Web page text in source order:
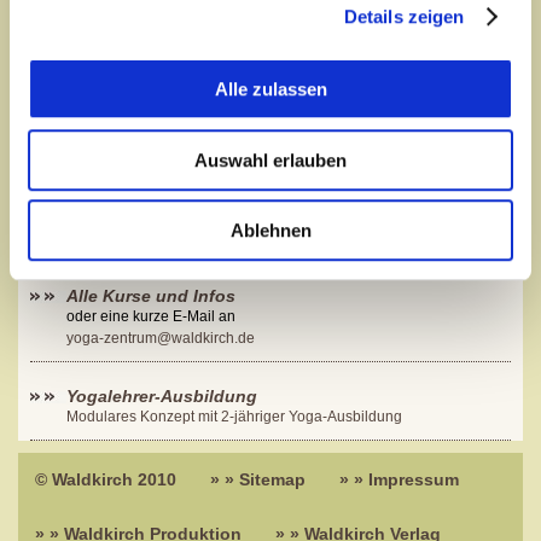
Details zeigen
Alle zulassen
Auswahl erlauben
Ablehnen
Alle Kurse und Infos
oder eine kurze E-Mail an
yoga-zentrum@waldkirch.de
Yogalehrer-Ausbildung
Modulares Konzept mit 2-jähriger Yoga-Ausbildung
© Waldkirch 2010 » » Sitemap » » Impressum
» » Waldkirch Produktion » » Waldkirch Verlag